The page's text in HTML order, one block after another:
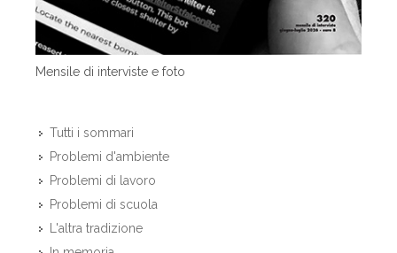
Mensile di interviste e foto
Tutti i sommari
Problemi d'ambiente
Problemi di lavoro
Problemi di scuola
L'altra tradizione